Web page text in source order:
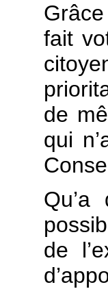
fait
de
qui
de